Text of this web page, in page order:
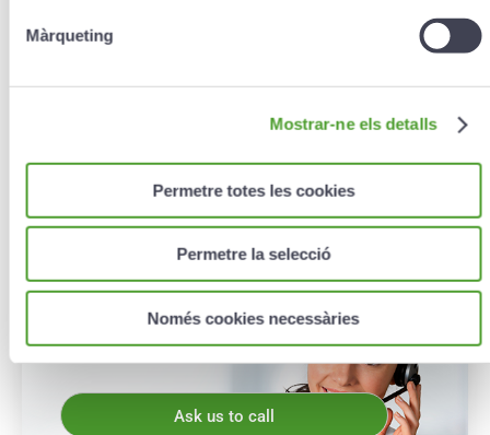
Màrqueting
Mostrar-ne els detalls
Permetre totes les cookies
Permetre la selecció
Només cookies necessàries
Motivation*
I have read and accept thepersonal data
treatment conditions.*